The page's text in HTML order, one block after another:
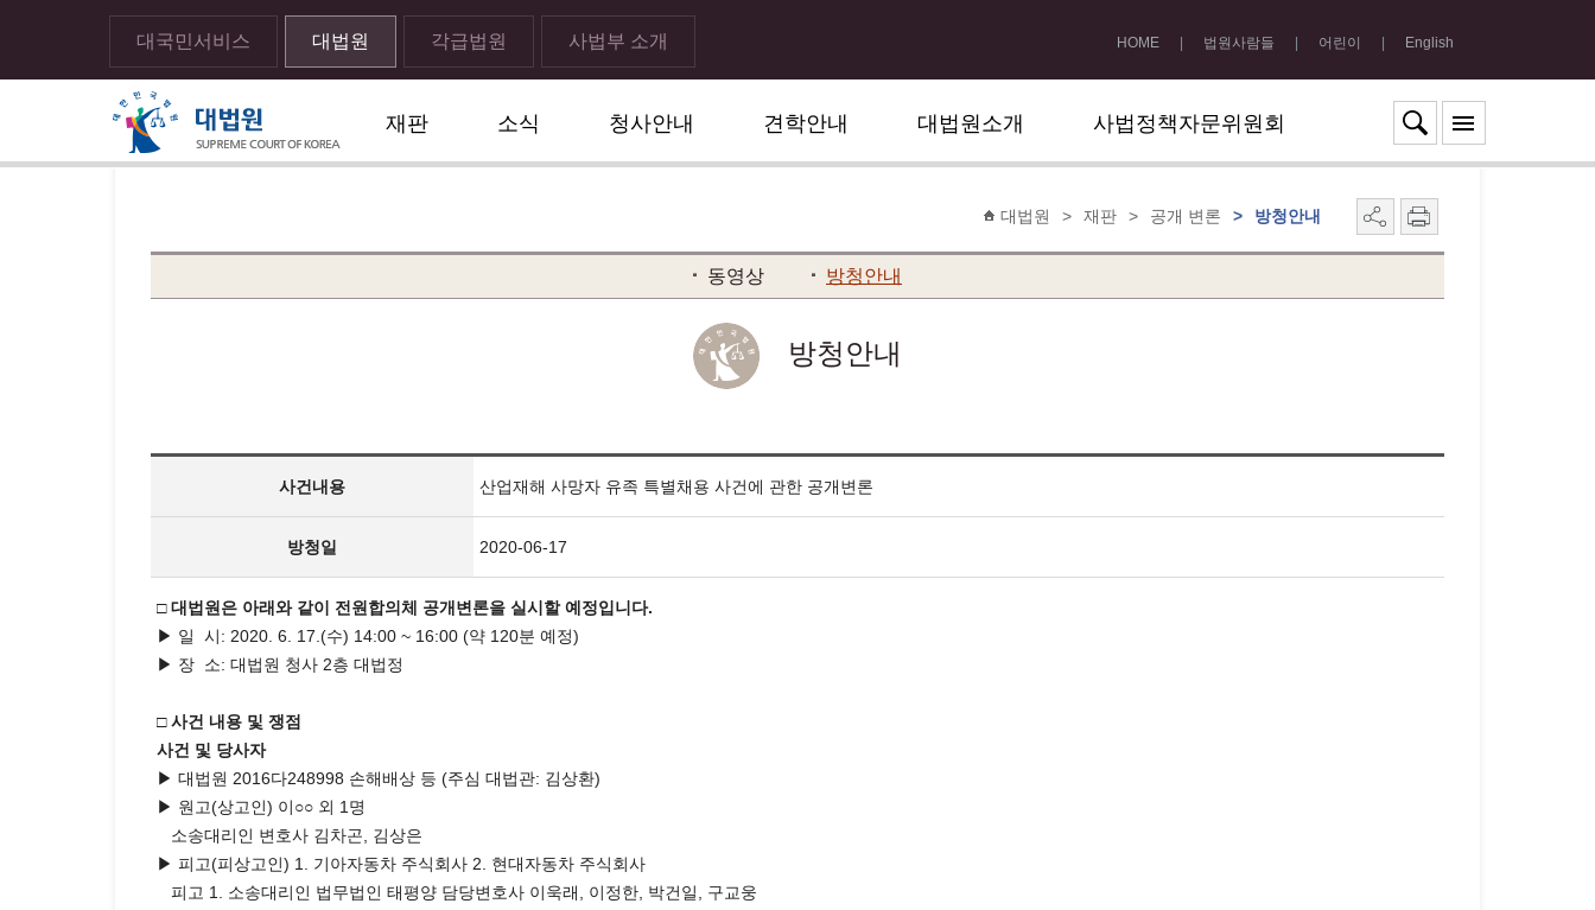
대국민서비스 대법원 각급법원 사법부 소개 HOME 법원사람들 어린이 English
재판 소식 청사안내 견학안내 대법원소개 사법정책자문위원회
메뉴전체보기
대법원 > 재판 > 공개 변론 > 방청안내
동영상 방청안내
방청안내
사건내용 산업재해 사망자 유족 특별채용 사건에 관한 공개변론
방청일 2020-06-17
□ 대법원은 아래와 같이 전원합의체 공개변론을 실시할 예정입니다.
▶ 일 시: 2020. 6. 17.(수) 14:00 ~ 16:00 (약 120분 예정)
▶ 장 소: 대법원 청사 2층 대법정
□ 사건 내용 및 쟁점
사건 및 당사자
▶ 대법원 2016다248998 손해배상 등 (주심 대법관: 김상환)
▶ 원고(상고인) 이○○ 외 1명
소송대리인 변호사 김차곤, 김상은
▶ 피고(피상고인) 1. 기아자동차 주식회사 2. 현대자동차 주식회사
피고 1. 소송대리인 법무법인 태평양 담당변호사 이욱래, 이정한, 박건일, 구교웅